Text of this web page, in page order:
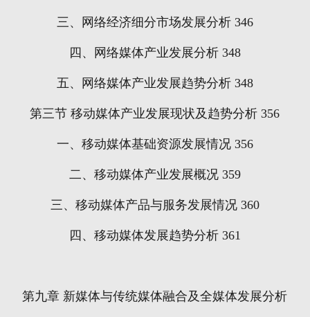
三、网络经济细分市场发展分析346
四、网络媒体产业发展分析348
五、网络媒体产业发展趋势分析348
第三节 移动媒体产业发展现状及趋势分析 356
一、移动媒体基础资源发展情况356
二、移动媒体产业发展概况359
三、移动媒体产品与服务发展情况360
四、移动媒体发展趋势分析361
第九章 新媒体与传统媒体融合及全媒体发展分析